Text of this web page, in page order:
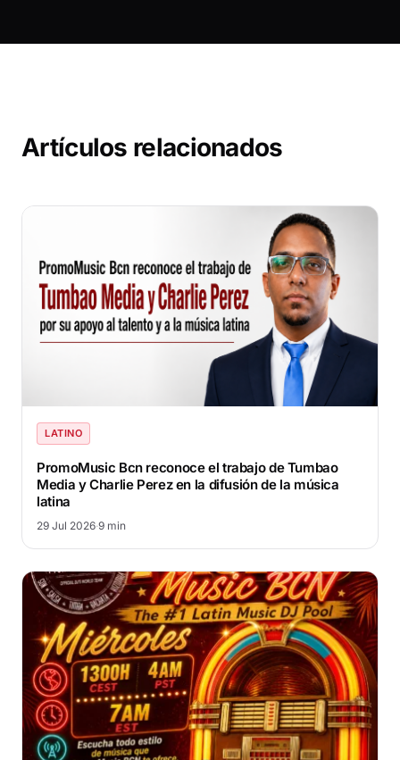
Artículos relacionados
LATINO
PromoMusic Bcn reconoce el trabajo de Tumbao
Media y Charlie Perez en la difusión de la música
latina
29 Jul 2026·9 min